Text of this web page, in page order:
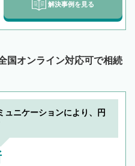
解決事例を見る
国オンライン対応可で相続
ュニケーションにより、円